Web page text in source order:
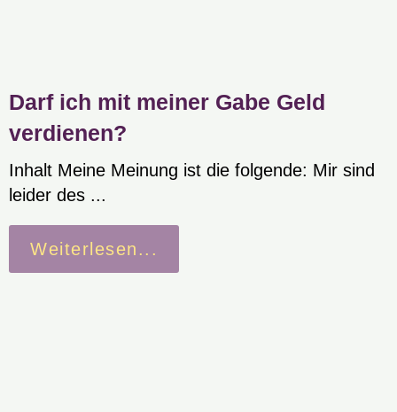
Darf ich mit meiner Gabe Geld
verdienen?
Inhalt Meine Meinung ist die folgende: Mir sind
leider des ...
Weiterlesen...